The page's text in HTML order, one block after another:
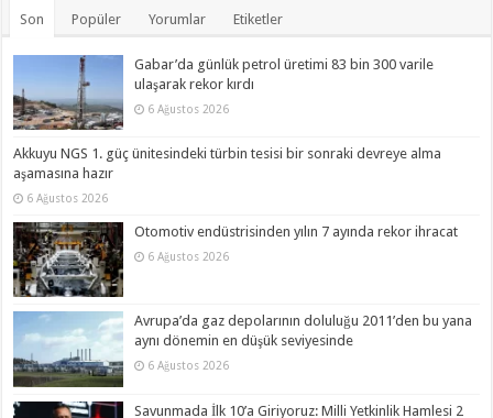
Son Popüler Yorumlar Etiketler
Gabar’da günlük petrol üretimi 83 bin 300 varile
ulaşarak rekor kırdı
6 Ağustos 2026
Akkuyu NGS 1. güç ünitesindeki türbin tesisi bir sonraki devreye alma
aşamasına hazır
6 Ağustos 2026
Otomotiv endüstrisinden yılın 7 ayında rekor ihracat
6 Ağustos 2026
Avrupa’da gaz depolarının doluluğu 2011’den bu yana
aynı dönemin en düşük seviyesinde
6 Ağustos 2026
Savunmada İlk 10’a Giriyoruz: Milli Yetkinlik Hamlesi 2